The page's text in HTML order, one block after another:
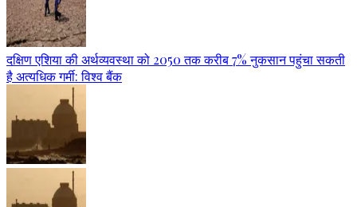
दक्षिण एशिया की अर्थव्यवस्था को 2050 तक करीब 7% नुकसान पहुंचा सकती
है अत्यधिक गर्मी: विश्व बैंक